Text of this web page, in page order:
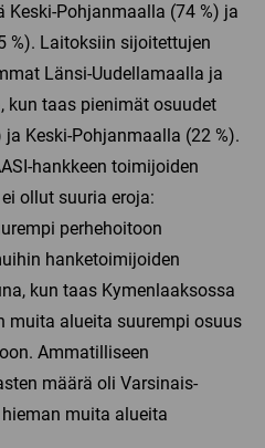
Keski-Pohjanmaalla (74 %) ja
%). Laitoksiin sijoitettujen
Länsi-Uudellamaalla ja
kun taas pienimät osuudet
Keski-Pohjanmaalla (22 %).
hankkeen toimijoiden
ollut suuria eroja:
perhehoitoon
hanketoimijoiden
kun taas Kymenlaaksossa
muita alueita suurempi osuus
Ammatilliseen
määrä oli Varsinais-
muita alueita